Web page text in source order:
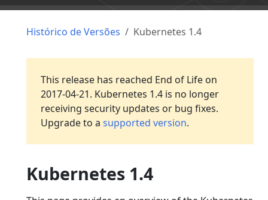
Histórico de Versões Kubernetes 1.4
This release has reached End of Life on
2017-04-21. Kubernetes 1.4 is no longer
receiving security updates or bug fixes.
Upgrade to a supported version.
Kubernetes 1.4